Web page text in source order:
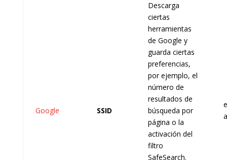
Google SSID
Descarga
ciertas
herramientas
de Google y
guarda ciertas
preferencias,
por ejemplo, el
número de
resultados de
búsqueda por
página o la
activación del
filtro
SafeSearch.